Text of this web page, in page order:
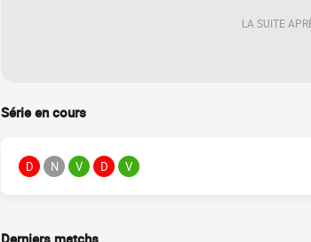
LA SUITE
Série en cours
D N V D V
Derniers matchs